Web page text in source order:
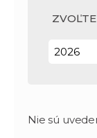
Nie sú